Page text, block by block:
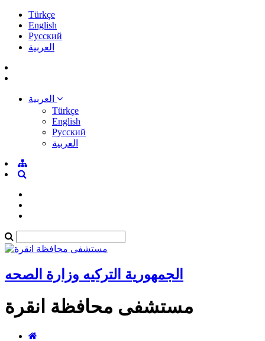
Türkçe
English
Pусский
العربية
Türkçe
English
Pусский
العربية
الجمهورية التركيه وزارة الصحه
مستشفى محافظة انقرة